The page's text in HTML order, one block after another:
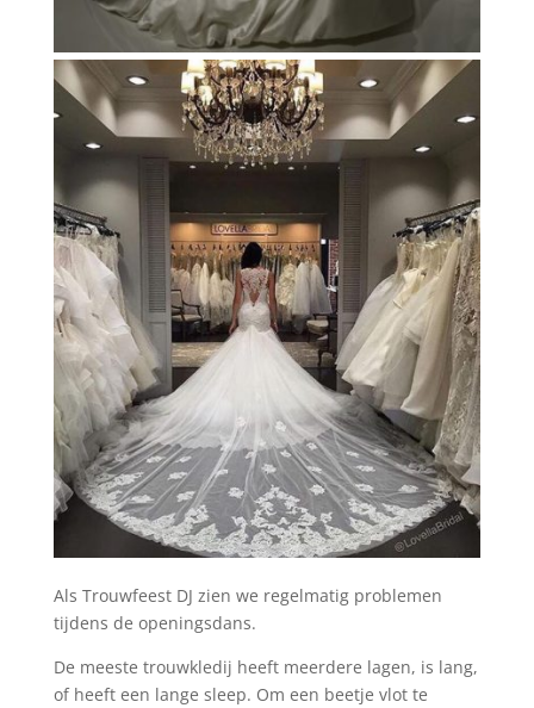
Als Trouwfeest DJ zien we regelmatig problemen
tijdens de openingsdans.
De meeste trouwkledij heeft meerdere lagen, is lang,
of heeft een lange sleep. Om een beetje vlot te